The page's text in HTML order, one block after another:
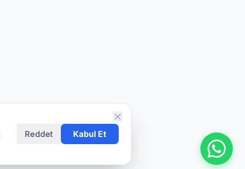
Reddet Kabul Et